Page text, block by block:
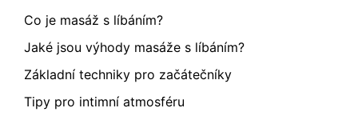
Co je masáž s líbáním?
Jaké jsou výhody masáže s líbáním?
Základní techniky pro začátečníky
Tipy pro intimní atmosféru